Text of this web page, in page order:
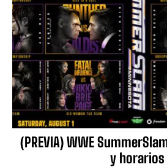
(PREVIA) WWE
y horarios